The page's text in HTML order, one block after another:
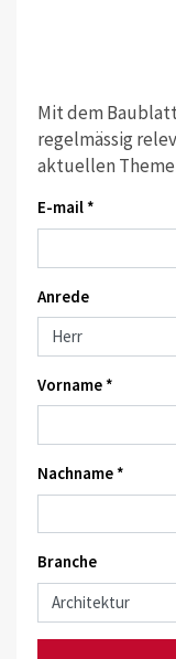
Mit dem
regelmässig
aktuellen
E-mail *
Anrede
Vorname *
Nachname *
Branche